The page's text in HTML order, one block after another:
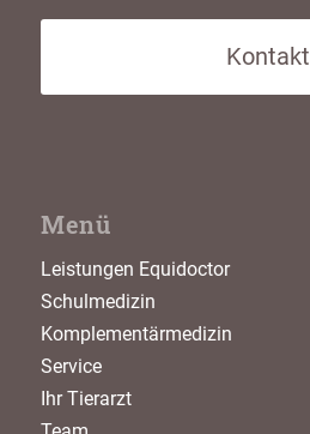
Kontakt
Menü
Leistungen Equidoctor
Schulmedizin
Komplementärmedizin
Service
Ihr Tierarzt